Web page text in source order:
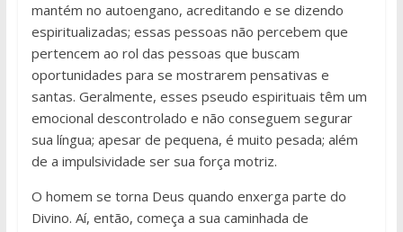
mantém no autoengano, acreditando e se dizendo
espiritualizadas; essas pessoas não percebem que
pertencem ao rol das pessoas que buscam
oportunidades para se mostrarem pensativas e
santas. Geralmente, esses pseudo espirituais têm um
emocional descontrolado e não conseguem segurar
sua língua; apesar de pequena, é muito pesada; além
de a impulsividade ser sua força motriz.
O homem se torna Deus quando enxerga parte do
Divino. Aí, então, começa a sua caminhada de